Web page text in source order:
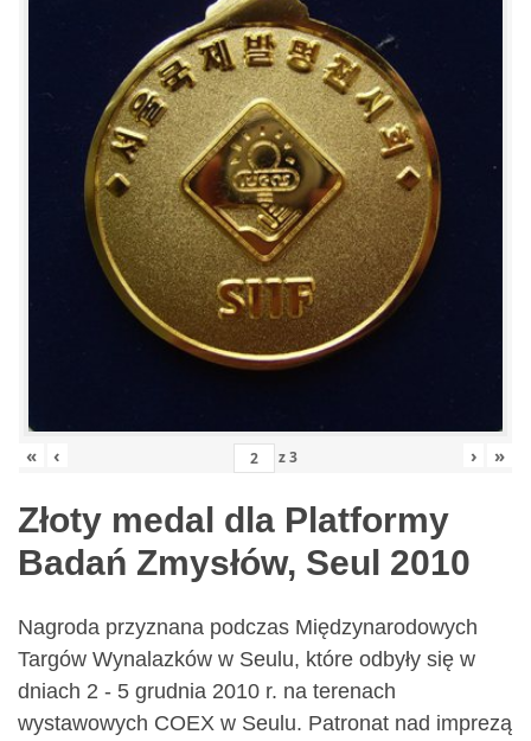
« ‹ z3 › »
Złoty medal dla Platformy
Badań Zmysłów, Seul 2010
Nagroda przyznana podczas Międzynarodowych
Targów Wynalazków w Seulu, które odbyły się w
dniach 2 - 5 grudnia 2010 r. na terenach
wystawowych COEX w Seulu. Patronat nad imprezą